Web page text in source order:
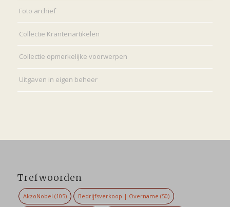
Foto archief
Collectie Krantenartikelen
Collectie opmerkelijke voorwerpen
Uitgaven in eigen beheer
Trefwoorden
AkzoNobel (105) Bedrijfsverkoop | Overname (50)